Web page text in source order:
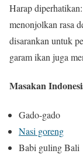
Harap
menonjolkan rasa
disarankan untuk
garam ikan juga
Masakan
Gado-gado
Nasi goreng
Babi guling Bali